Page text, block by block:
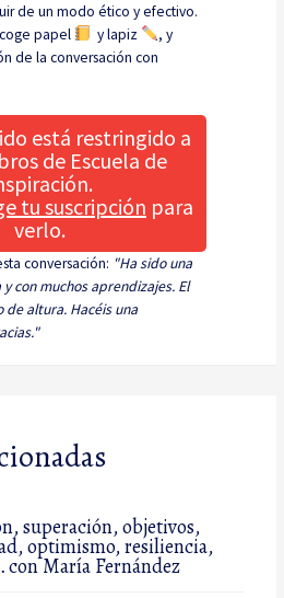
de un modo ético y efectivo.
papel y lapiz
, y
de la conversación con
está restringido a
de Escuela de
tu suscripción para
verlo.
conversación: "Ha sido una
con muchos aprendizajes. El
de altura. Hacéis una
superación, objetivos,
optimismo, resiliencia,
María Fernández